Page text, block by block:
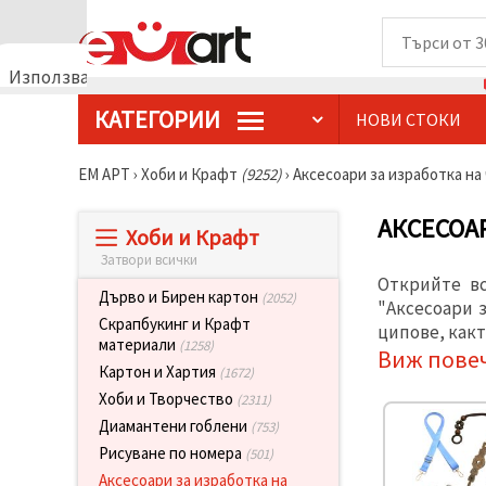
Използваме
бисквитки
Използваме
КАТЕГОРИИ НОВИ СТОКИ
ЕМ АРТ › Хоби и Крафт (9252)› Аксесоари за изработка на
Хоби и Крафт
Затвори всички
Дърво и Бирен картон (2052)
Скрапбукинг и Крафт
материали (1258)
Картон и Хартия (1672)
Хоби и Творчество (2311)
Диамантени гоблени (753)
Рисуване по номера (501)
Аксесоари за изработка на
Открийте
"Аксесоари
ципове,
Виж